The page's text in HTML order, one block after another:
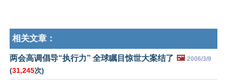
相关文章：
两会高调倡导“执行力” 全球瞩目惊世大案结了 🖼️ 2006/3/9
(31,245次)